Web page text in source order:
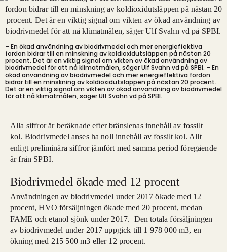
– En ökad användning av biodrivmedel och mer energieffektiva
fordon bidrar till en minskning av koldioxidutsläppen på nästan 20
procent. Det är en viktig signal om vikten av ökad användning av
biodrivmedel för att nå klimatmålen, säger Ulf Svahn vd på SPBI. – En
ökad användning av biodrivmedel och mer energieffektiva fordon
bidrar till en minskning av koldioxidutsläppen på nästan 20 procent.
Det är en viktig signal om vikten av ökad användning av biodrivmedel
för att nå klimatmålen, säger Ulf Svahn vd på SPBI.
Alla siffror är beräknade efter bränslenas innehåll av fossilt
kol. Biodrivmedel anses ha noll innehåll av fossilt kol. Allt
enligt preliminära siffror jämfört med samma period föregående
år från SPBI.
Biodrivmedel ökade med 12 procent
Användningen av biodrivmedel under 2017 ökade med 12
procent, HVO försäljningen ökade med 20 procent, medan
FAME och etanol sjönk under 2017. Den totala försäljningen
av biodrivmedel under 2017 uppgick till 1 978 000 m3, en
ökning med 215 500 m3 eller 12 procent.